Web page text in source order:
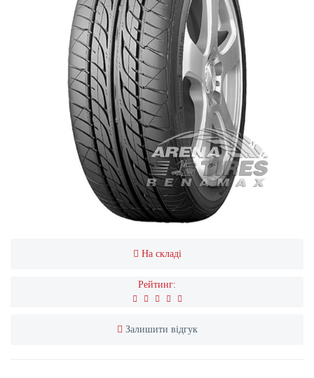
На складі
Рейтинг:
Залишити відгук